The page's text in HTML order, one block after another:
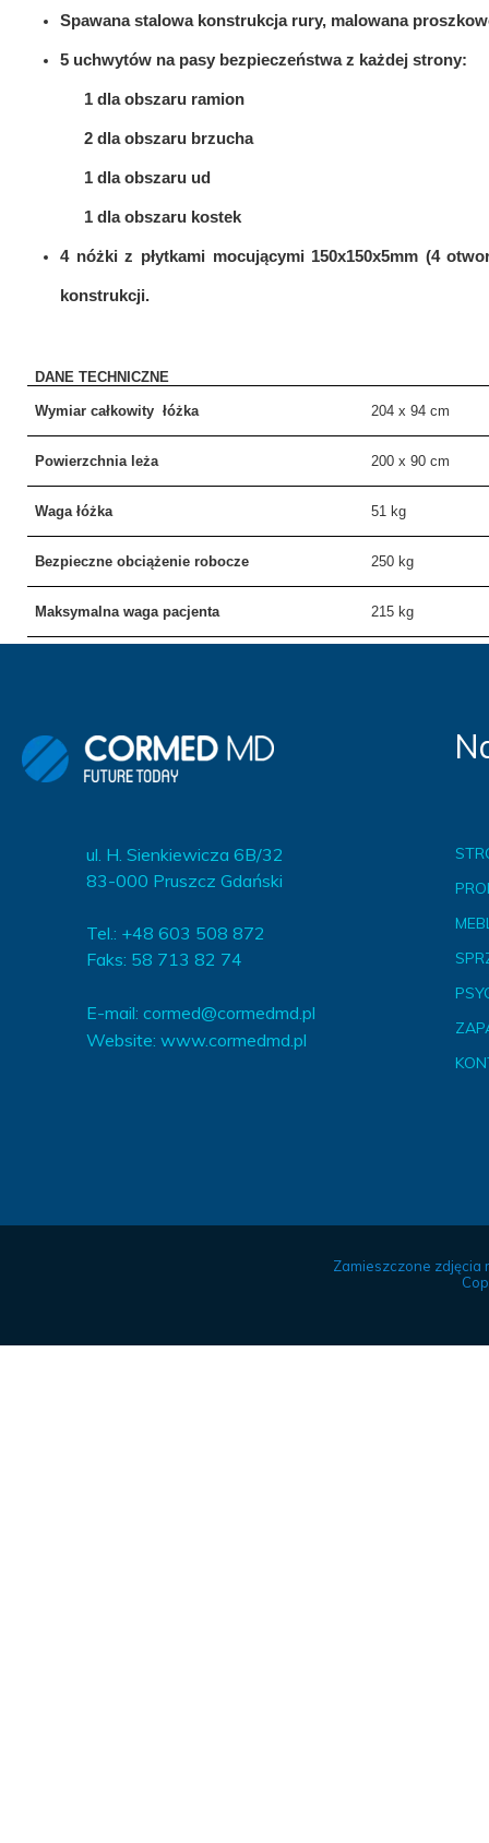
MEBLE WIĘZIENNE-cs
OBUDOWA OCHRONNA TV
OSŁONA GRZEJNIKA
DANE TECHNICZNE
Wymiar całkowity łóżka 204 x 94 cm
Powierzchnia leża 200 x 90 cm
Waga łóżka 51 kg
Bezpieczne obciążenie robocze 250 kg
Maksymalna waga pacjenta 215 kg
Spawana stalowa konstrukcja rury, malowana
5 uchwytów na pasy bezpieczeństwa z
1 dla obszaru ramion
2 dla obszaru brzucha
1 dla obszaru ud
1 dla obszaru kostek
4 nóżki z płytkami mocującymi 150x150x5mm (4
konstrukcji.
ul. H. Sienkiewicza 6B/32
83-000 Pruszcz Gdański
Tel.: +48 603 508 872
Faks: 58 713 82 74
E-mail: cormed@cormedmd.pl
Website: www.cormedmd.pl
Zamieszczone